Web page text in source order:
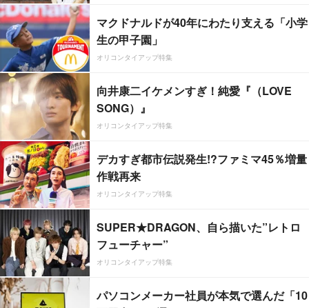
マクドナルドが40年にわたり支える「小学
生の甲子園」
オリコンタイアップ特集
向井康二イケメンすぎ！純愛『（LOVE
SONG）』
オリコンタイアップ特集
デカすぎ都市伝説発生!?ファミマ45％増量
作戦再来
オリコンタイアップ特集
SUPER★DRAGON、自ら描いた”レトロ
フューチャー”
オリコンタイアップ特集
パソコンメーカー社員が本気で選んだ「10